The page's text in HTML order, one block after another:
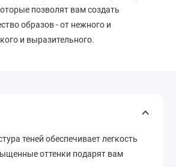
позволят вам создать
образов - от нежного и
и выразительного.
теней обеспечивает легкость
оттенки подарят вам